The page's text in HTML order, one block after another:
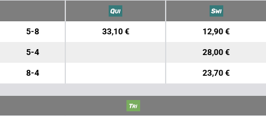
5-8 33,10 € 12,90 €
5-4 28,00 €
8-4 23,70 €